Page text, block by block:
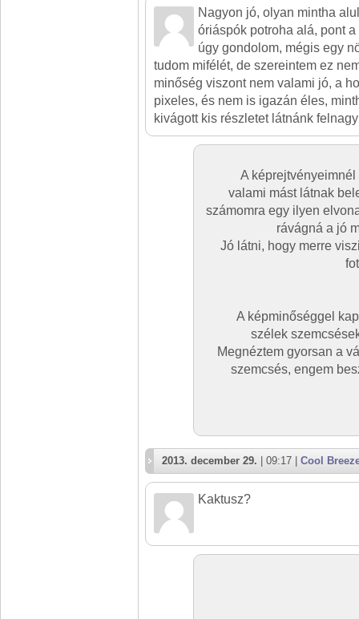
Nagyon jó, olyan mintha
óriáspók potroha alá, pont
úgy gondolom, mégis egy
tudom mifélét, de szereintem ez
minőség viszont nem valami jó, a
pixeles, és nem is igazán éles,
kivágott kis részletet látnánk
A
valami mást látnak
számomra egy ilyen
rávágná a jó
Jó látni, hogy merre
A képminőséggel
szélek
Megnéztem gyorsan a
szemcsés, engem
2013. december 29. | 09:17 | Cool
Kaktusz?